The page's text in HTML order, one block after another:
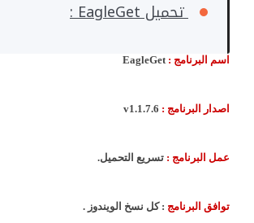
تحميل EagleGet :
اسم البرنامج :
اصدار البرنامج : v1.1.7.6
عمل البرنامج : تسريع التحميل.
توافق البرنامج : كل نسخ الويندوز .